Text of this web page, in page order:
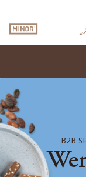
B2B